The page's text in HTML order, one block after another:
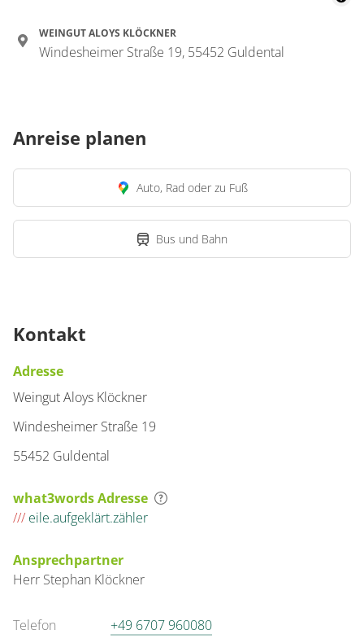
WEINGUT ALOYS KLÖCKNER
Windesheimer Straße 19, 55452 Guldental
Anreise planen
Auto, Rad oder zu Fuß
Bus und Bahn
Kontakt
Adresse
Weingut Aloys Klöckner
Windesheimer Straße 19
55452 Guldental
what3words Adresse
/// eile.aufgeklärt.zähler
Ansprechpartner
Herr Stephan Klöckner
Telefon
+49 6707 960080